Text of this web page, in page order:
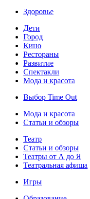
Здоровье
Дети
Город
Кино
Рестораны
Развитие
Спектакли
Мода и красота
Выбор Time Out
Мода и красота
Статьи и обзоры
Театр
Статьи и обзоры
Театры от А до Я
Театральная афиша
Игры